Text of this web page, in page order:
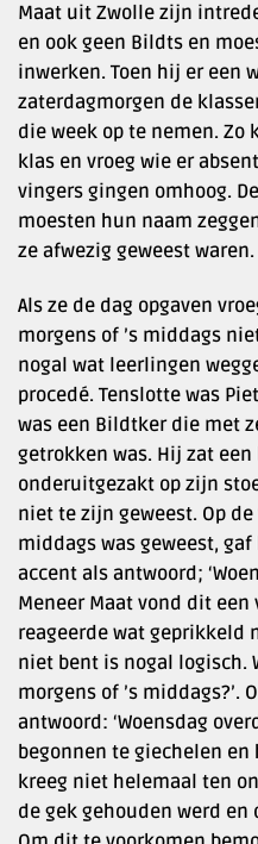
Maat uit Zwolle zijn
en ook geen Bildts en
inwerken. Toen hij er een
zaterdagmorgen de
die week op te nemen.
klas en vroeg wie er
vingers gingen omhoog.
moesten hun naam
ze afwezig geweest waren.
Als ze de dag opgaven
morgens of ’s middags
nogal wat leerlingen
procedé. Tenslotte was
was een Bildtker die met
getrokken was. Hij zat
onderuitgezakt op zijn
niet te zijn geweest. Op de
middags was geweest,
accent als antwoord;
Meneer Maat vond dit
reageerde wat geprikkeld
niet bent is nogal logisch.
morgens of ’s middags?’.
antwoord: ‘Woensdag
begonnen te giechelen
kreeg niet helemaal ten
de gek gehouden werd